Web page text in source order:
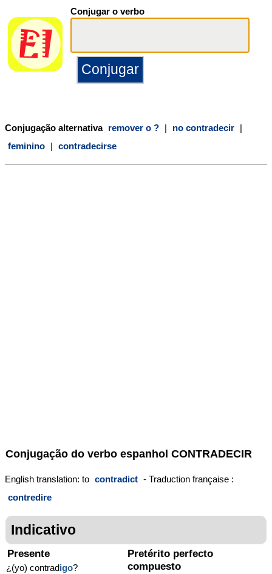
Conjugar o verbo
Conjugação alternativa remover o ? | no contradecir |
feminino | contradecirse
Conjugação do verbo espanhol CONTRADECIR
English translation: to contradict - Traduction française :
contredire
Indicativo
Presente
¿(yo) contradigo?
Pretérito perfecto
compuesto